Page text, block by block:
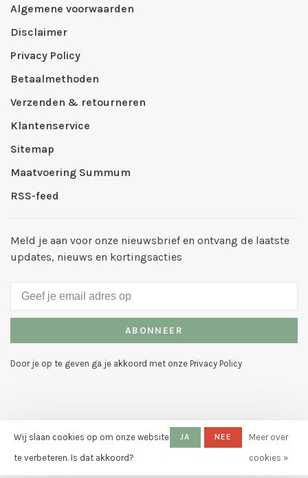
Algemene voorwaarden
Disclaimer
Privacy Policy
Betaalmethoden
Verzenden & retourneren
Klantenservice
Sitemap
Maatvoering Summum
RSS-feed
Meld je aan voor onze nieuwsbrief en ontvang de laatste
updates, nieuws en kortingsacties
ABONNEER
Door je op te geven ga je akkoord met onze Privacy Policy
© Copyright 2026 Mode Galerie-
Powered by
Lightspeed - Theme by
Wij slaan cookies op om onze website
te verbeteren. Is dat akkoord?
JA NEE
Meer over
cookies »